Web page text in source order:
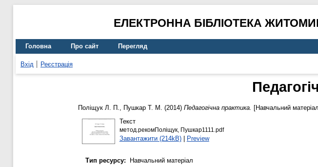
ЕЛЕКТРОННА БІБЛІОТЕКА
Головна Про сайт Перегляд
Вхід Реєстрація
Поліщук Л. П., Пушкар Т. М. (2014) Педагогічна практика. [Навчальний
Текст
метод.рекомПоліщук, Пушкар1111.pdf
Завантажити (214kB)| Preview
Тип ресурсу:
Навчальний матеріал